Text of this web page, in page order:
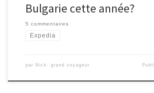
Bulgarie cette année?
5 commentaires
Expedia
par Nick- grand voyageur